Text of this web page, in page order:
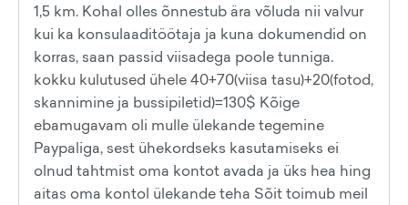
1,5 km. Kohal olles õnnestub ära võluda nii valvur
kui ka konsulaaditöötaja ja kuna dokumendid on
korras, saan passid viisadega poole tunniga.
kokku kulutused ühele 40+70(viisa tasu)+20(fotod,
skannimine ja bussipiletid)=130$ Kõige
ebamugavam oli mulle ülekande tegemine
Paypaliga, sest ühekordseks kasutamiseks ei
olnud tahtmist oma kontot avada ja üks hea hing
aitas oma kontol ülekande teha Sõit toimub meil